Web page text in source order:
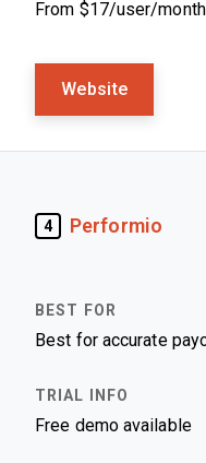
From $17/user/month
Website
4 Performio
Best for accurate
Free demo available